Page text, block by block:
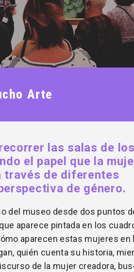
Arte
las salas de los
el papel que la
través de diferentes
de género.
del museo desde dos puntos
aparece pintada en los
aparecen estas mujeres en
quién cuenta su historia,
de la mujer creadora,